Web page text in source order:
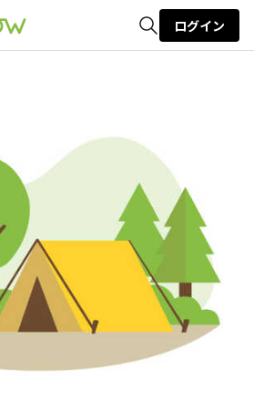
ログイン